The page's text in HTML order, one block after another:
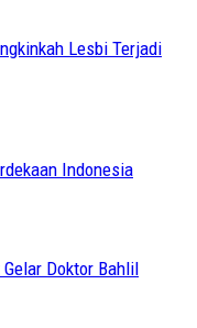
Lesbi Terjadi
Indonesia
Doktor Bahlil